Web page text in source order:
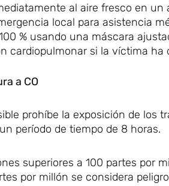
al aire fresco en un
local para asistencia
% usando una máscara
cardiopulmonar si la víctima ha
a CO
prohíbe la exposición de los
período de tiempo de 8 horas.
superiores a 100 partes por
por millón se considera